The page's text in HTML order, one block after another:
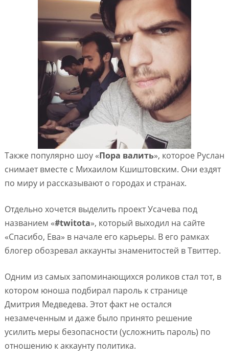
Также популярно шоу «Пора валить», которое Руслан
снимает вместе с Михаилом Кшиштовским. Они ездят
по миру и рассказывают о городах и странах.
Отдельно хочется выделить проект Усачева под
названием «#twitota», который выходил на сайте
«Спасибо, Ева» в начале его карьеры. В его рамках
блогер обозревал аккаунты знаменитостей в Твиттер.
Одним из самых запоминающихся роликов стал тот, в
котором юноша подбирал пароль к странице
Дмитрия Медведева. Этот факт не остался
незамеченным и даже было принято решение
усилить меры безопасности (усложнить пароль) по
отношению к аккаунту политика.